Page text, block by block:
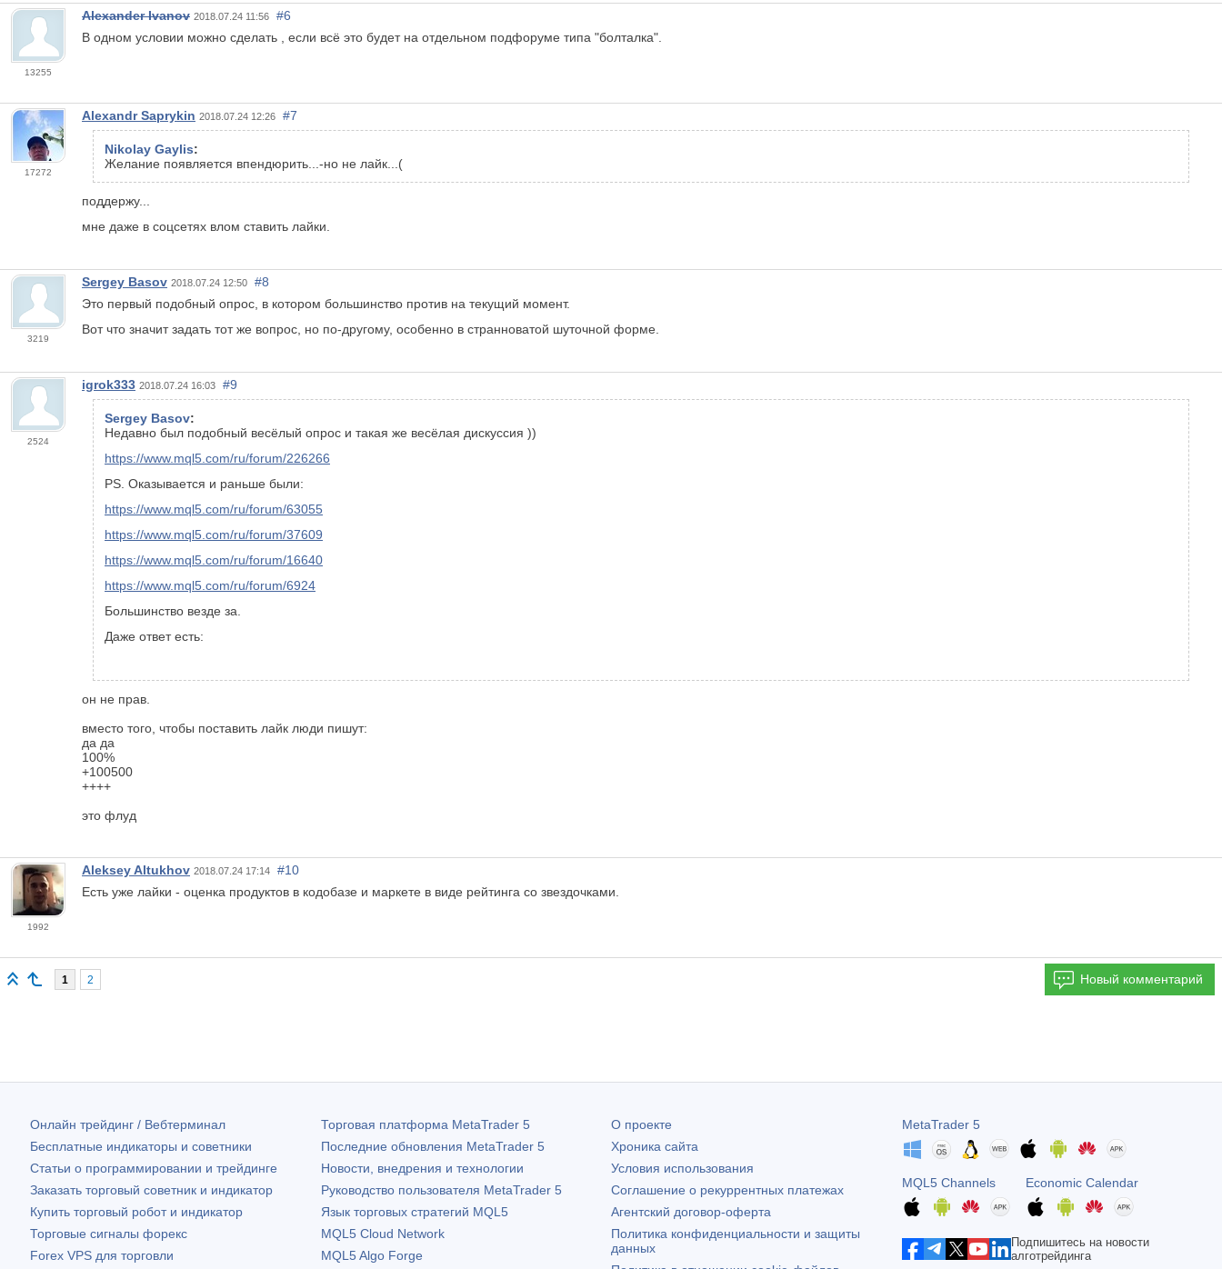
13255
Alexander Ivanov 2018.07.24 11:56
#6
В одном условии можно сделать , если всё это будет на отдельном подфоруме типа "болталка".
17272
Alexandr Saprykin 2018.07.24 12:26 #7
Nikolay Gaylis:
Желание появляется впендюрить...-но не лайк...(
поддержу...
мне даже в соцсетях влом ставить лайки.
3219
Sergey Basov 2018.07.24 12:50
#8
Это первый подобный опрос, в котором большинство против на текущий момент.
Вот что значит задать тот же вопрос, но по-другому, особенно в странноватой шуточной форме.
2524
igrok333 2018.07.24 16:03 #9
Sergey Basov:
Недавно был подобный весёлый опрос и такая же весёлая дискуссия ))
https://www.mql5.com/ru/forum/226266
PS. Оказывается и раньше были:
https://www.mql5.com/ru/forum/63055
https://www.mql5.com/ru/forum/37609
https://www.mql5.com/ru/forum/16640
https://www.mql5.com/ru/forum/6924
Большинство везде за.
Даже ответ есть:
он не прав.
вместо того, чтобы поставить лайк люди пишут:
да да
100%
+100500
++++
это флуд
1992
Aleksey Altukhov 2018.07.24 17:14
#10
Есть уже лайки - оценка продуктов в кодобазе и маркете в виде рейтинга со звездочками.
1 2 Новый комментарий
Онлайн трейдинг / Вебтерминал
Бесплатные индикаторы и советники
Статьи о программировании и трейдинге
Заказать торговый советник и индикатор
Купить торговый робот и индикатор
Торговые сигналы форекс
Forex VPS для торговли
Торговая платформа MetaTrader 5
Последние обновления MetaTrader 5
Новости, внедрения и технологии
Руководство пользователя MetaTrader 5
Язык торговых стратегий MQL5
MQL5 Cloud Network
MQL5 Algo Forge
О проекте
Хроника сайта
Условия использования
Соглашение о рекуррентных платежах
Агентский договор-оферта
Политика конфиденциальности и защиты
данных
MetaTrader 5
MQL5 Channels Economic Calendar
Подпишитесь на новости
алготрейдинга